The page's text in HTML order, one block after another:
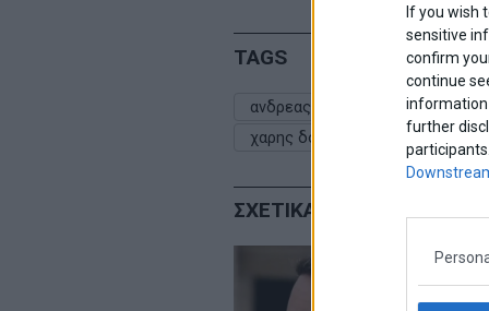
If you wish
sensitive
confirm
continue
information
further
TAGS
ανδρεας παπανδρεου
χαρης δουκας
ΣΧΕΤΙΚΑ ΑΡΘΡΑ